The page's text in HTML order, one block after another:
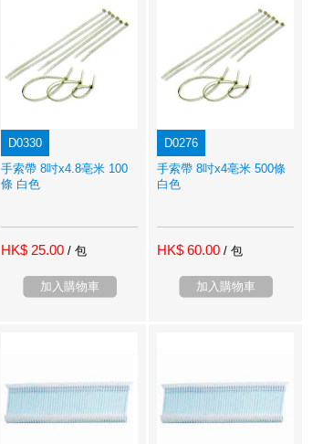
D0330
手索帶 8吋x4.8亳米 100
條 白色
HK$ 25.00 / 包
加入購物車
D0276
手索帶 8吋x4亳米 500條
白色
HK$ 60.00 / 包
加入購物車